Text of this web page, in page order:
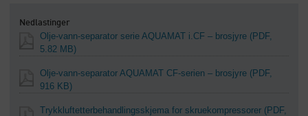
Nedlastinger
Olje-vann-separator serie AQUAMAT i.CF – brosjyre (PDF,
5.82 MB)
Olje-vann-separator AQUAMAT CF-serien – brosjyre (PDF,
916 KB)
Trykkluftetterbehandlings­skjema for skrue­kompressorer (PDF,